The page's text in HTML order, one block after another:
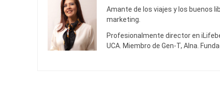
Amante de los viajes y los buenos
marketing.
Profesionalmente director en
UCA. Miembro de Gen-T, Alna.